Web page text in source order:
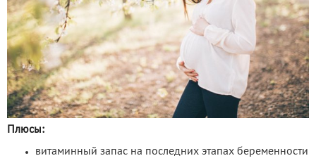
Плюсы:
витаминный запас на последних этапах беременности